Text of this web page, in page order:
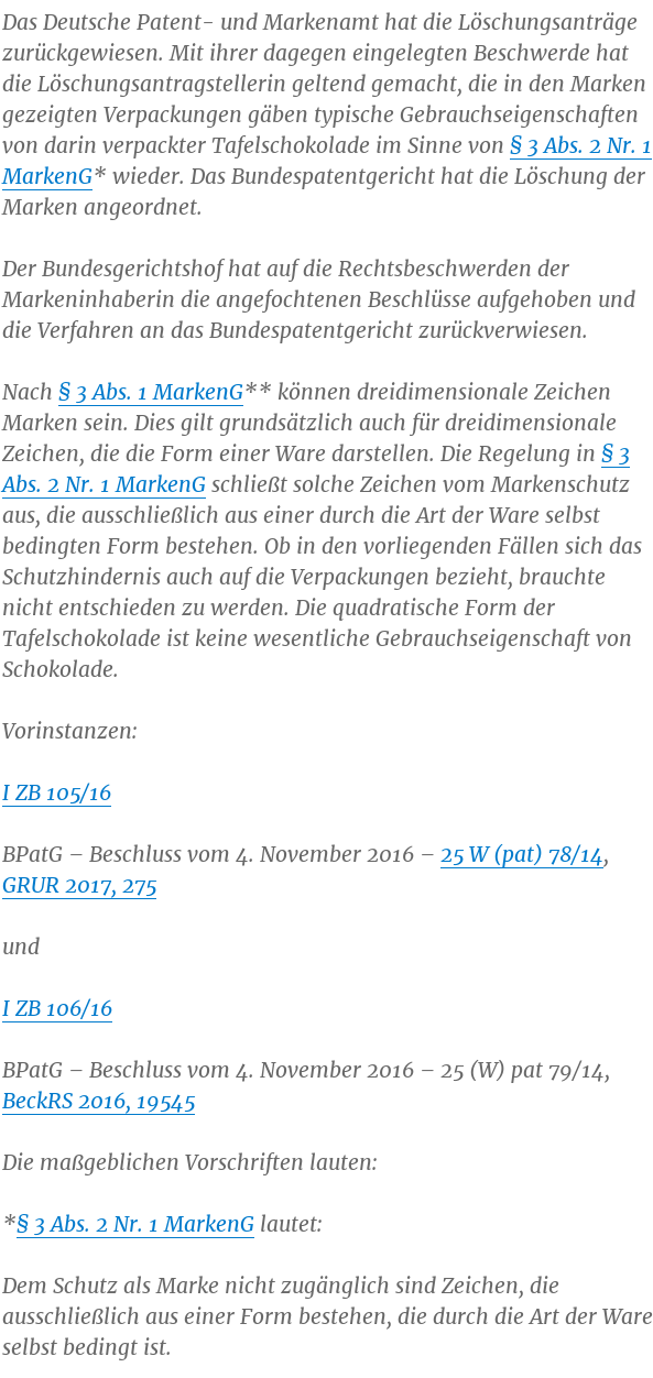
Das Deutsche Patent- und Markenamt hat die Löschungsanträge
zurückgewiesen. Mit ihrer dagegen eingelegten Beschwerde hat
die Löschungsantragstellerin geltend gemacht, die in den Marken
gezeigten Verpackungen gäben typische Gebrauchseigenschaften
von darin verpackter Tafelschokolade im Sinne von § 3 Abs. 2 Nr. 1
MarkenG* wieder. Das Bundespatentgericht hat die Löschung der
Marken angeordnet.
Der Bundesgerichtshof hat auf die Rechtsbeschwerden der
Markeninhaberin die angefochtenen Beschlüsse aufgehoben und
die Verfahren an das Bundespatentgericht zurückverwiesen.
Nach § 3 Abs. 1 MarkenG** können dreidimensionale Zeichen
Marken sein. Dies gilt grundsätzlich auch für dreidimensionale
Zeichen, die die Form einer Ware darstellen. Die Regelung in § 3
Abs. 2 Nr. 1 MarkenG schließt solche Zeichen vom Markenschutz
aus, die ausschließlich aus einer durch die Art der Ware selbst
bedingten Form bestehen. Ob in den vorliegenden Fällen sich das
Schutzhindernis auch auf die Verpackungen bezieht, brauchte
nicht entschieden zu werden. Die quadratische Form der
Tafelschokolade ist keine wesentliche Gebrauchseigenschaft von
Schokolade.
Vorinstanzen:
I ZB 105/16
BPatG – Beschluss vom 4. November 2016 – 25 W (pat) 78/14,
GRUR 2017, 275
und
I ZB 106/16
BPatG – Beschluss vom 4. November 2016 – 25 (W) pat 79/14,
BeckRS 2016, 19545
Die maßgeblichen Vorschriften lauten:
*§ 3 Abs. 2 Nr. 1 MarkenG lautet:
Dem Schutz als Marke nicht zugänglich sind Zeichen, die
ausschließlich aus einer Form bestehen, die durch die Art der Ware
selbst bedingt ist.